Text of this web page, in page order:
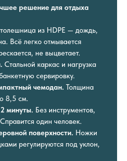
решение для отдыха
из HDPE — дождь,
Всё легко отмывается
не выцветает.
Стальной каркас и нагрузка
сервировку.
чемодан. Толщина
8,5 см.
минуты. Без инструментов,
один человек.
поверхности. Ножки
регулируются под уклон,